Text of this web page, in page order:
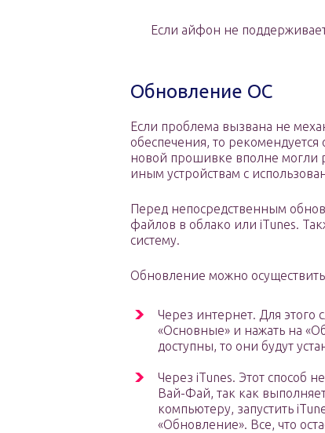
Если айфон не
Обновление ОС
Если проблема вызвана не
обеспечения, то
новой прошивке вполне могли
иным устройствам с
Перед непосредственным
файлов в облако или iTunes.
систему.
Обновление можно
Через интернет. Для этого
«Основные» и нажать на
доступны, то они будут
Через iTunes. Этот способ
Вай-Фай, так как
компьютеру, запустить
«Обновление». Все, что